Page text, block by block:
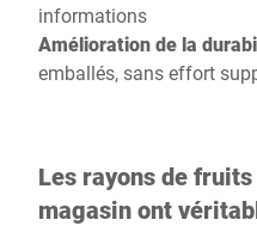
informations
Amélioration de la
emballés, sans effort
Les rayons de
magasin ont